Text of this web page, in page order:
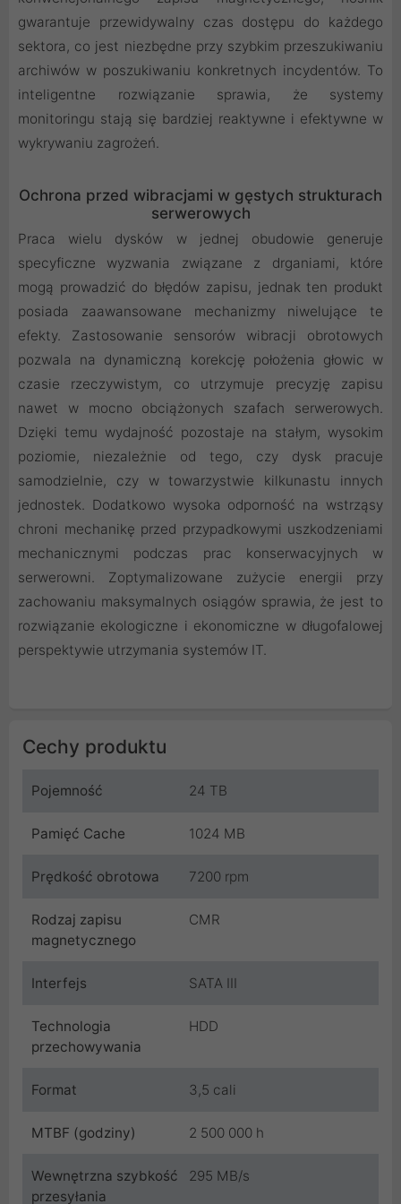
gwarantuje przewidywalny czas dostępu do każdego
sektora, co jest niezbędne przy szybkim przeszukiwaniu
archiwów w poszukiwaniu konkretnych incydentów. To
inteligentne rozwiązanie sprawia, że systemy
monitoringu stają się bardziej reaktywne i efektywne w
wykrywaniu zagrożeń.
Ochrona przed wibracjami w gęstych strukturach
serwerowych
Praca wielu dysków w jednej obudowie generuje
specyficzne wyzwania związane z drganiami, które
mogą prowadzić do błędów zapisu, jednak ten produkt
posiada zaawansowane mechanizmy niwelujące te
efekty. Zastosowanie sensorów wibracji obrotowych
pozwala na dynamiczną korekcję położenia głowic w
czasie rzeczywistym, co utrzymuje precyzję zapisu
nawet w mocno obciążonych szafach serwerowych.
Dzięki temu wydajność pozostaje na stałym, wysokim
poziomie, niezależnie od tego, czy dysk pracuje
samodzielnie, czy w towarzystwie kilkunastu innych
jednostek. Dodatkowo wysoka odporność na wstrząsy
chroni mechanikę przed przypadkowymi uszkodzeniami
mechanicznymi podczas prac konserwacyjnych w
serwerowni. Zoptymalizowane zużycie energii przy
zachowaniu maksymalnych osiągów sprawia, że jest to
rozwiązanie ekologiczne i ekonomiczne w długofalowej
perspektywie utrzymania systemów IT.
Cechy produktu
Pojemność 24 TB
Pamięć Cache 1024 MB
Prędkość obrotowa 7200 rpm
Rodzaj zapisu
magnetycznego
CMR
Interfejs SATA III
Technologia
przechowywania
HDD
Format 3,5 cali
MTBF (godziny) 2 500 000 h
Wewnętrzna szybkość
przesyłania
295 MB/s